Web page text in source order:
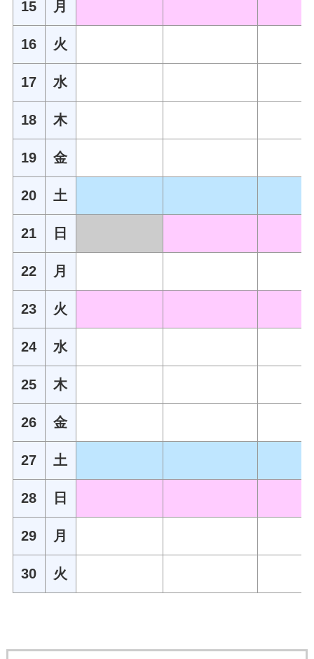
15 月
16 火
17 水
18 木
19 金
20 土
21 日
22 月
23 火
24 水
25 木
26 金
27 土
28 日
29 月
30 火